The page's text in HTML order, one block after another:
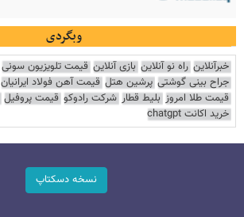
وبگردی
خبرآنلاین راه نو آنلاین بازی آنلاین قیمت تلویزیون سونی
جراح بینی گوشتی پرشین هتل قیمت آهن فولاد ایرانیان
قیمت طلا امروز بلیط قطار شرکت رادوکو قیمت پروفیل
خرید اکانت chatgpt
نسخه دسکتاپ